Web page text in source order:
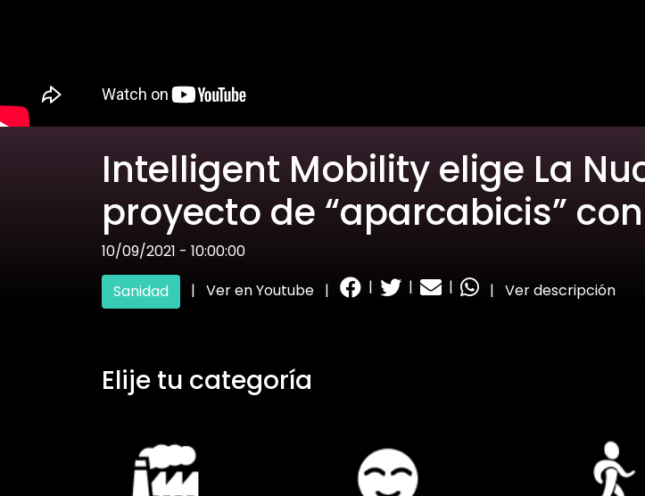
Intelligent Mobility elige La
proyecto de “aparcabicis”
10/09/2021 - 10:00:00
Sanidad
| Ver en Youtube | | | | | Ver descripción
Elije tu categoría